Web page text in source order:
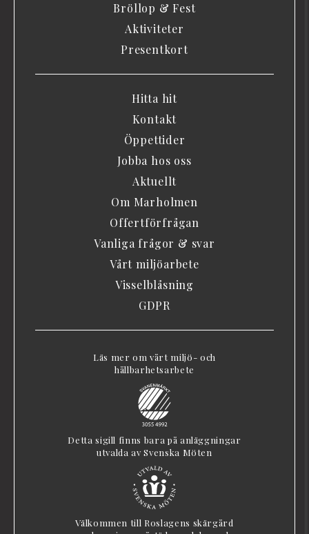
Bröllop & Fest
Aktiviteter
Presentkort
Hitta hit
Kontakt
Öppettider
Jobba hos oss
Aktuellt
Om Marholmen
Offertförfrågan
Vanliga frågor & svar
Vårt miljöarbete
Visselblåsning
GDPR
Läs mer om vårt miljö- och
hållbarhetsarbete
Detta sigill finns bara på anläggningar
utvalda av Svenska Möten
Välkommen till Roslagens skärgård